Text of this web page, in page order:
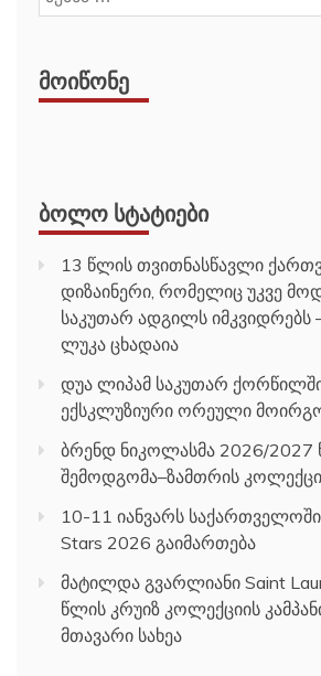
ᲛᲝᲘᲬᲝᲜᲔ
ᲑᲝᲚᲝ ᲡᲢᲐᲢᲘᲔᲑᲘ
13 წლის თვითნასწავლი
დიზაინერი, რომელიც უკვე
საკუთარ ადგილს იმკვიდრებს
ლუკა ცხადაია
დუა ლიპამ საკუთარ ქორწილში
ექსკლუზიური ორეული
ბრენდ ნიკოლასმა 2026/2027
შემოდგომა–ზამთრის
10-11 იანვარს საქართველოში
Stars 2026 გაიმართება
მატილდა გვარლიანი Saint
წლის კრუიზ კოლექციის
მთავარი სახეა